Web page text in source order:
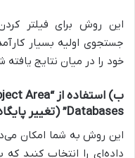
این روش برای فیلتر
جستجوی اولیه بسیار
خود را در میان نتایج یافته
Databases” (تغییر پایگاه داده‌ها)
این روش به شما امکان
داده‌ای را انتخاب کنید